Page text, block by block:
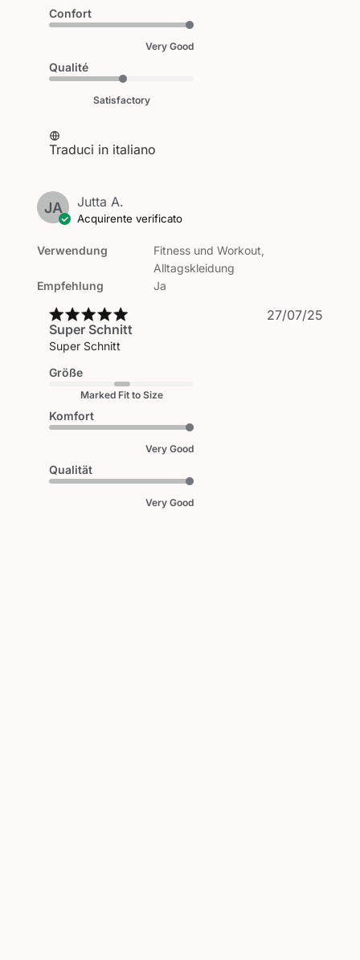
Confort
Very Good
Qualité
Satisfactory
Traduci in italiano
JA Jutta A.
Acquirente verificato
Verwendung
Empfehlung
Fitness und Workout,
Alltagskleidung
Ja
Super Schnitt
Super Schnitt
Größe
Marked Fit to Size
Komfort
Very Good
Qualität
Very Good
Data
27/07/25